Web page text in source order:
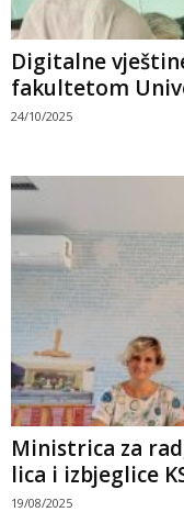
Digitalne
fakultetom
24/10/2025
Ministrica za
lica i izbjeglice
19/08/2025